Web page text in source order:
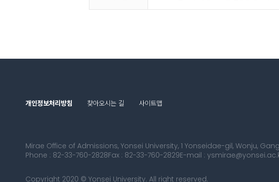
개인정보처리방침 찾아오시는 길 사이트맵
Mirae Office of Admissions, Yonsei University, 1 Yonseidae-gil, Wonju,
Phone : 82-33-760-2828Fax : 82-33-760-2829E-mail :
Copyright 2020 © Yonsei University. All right reserved.